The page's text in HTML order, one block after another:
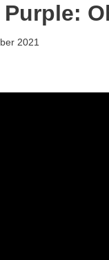
Purple:
2021